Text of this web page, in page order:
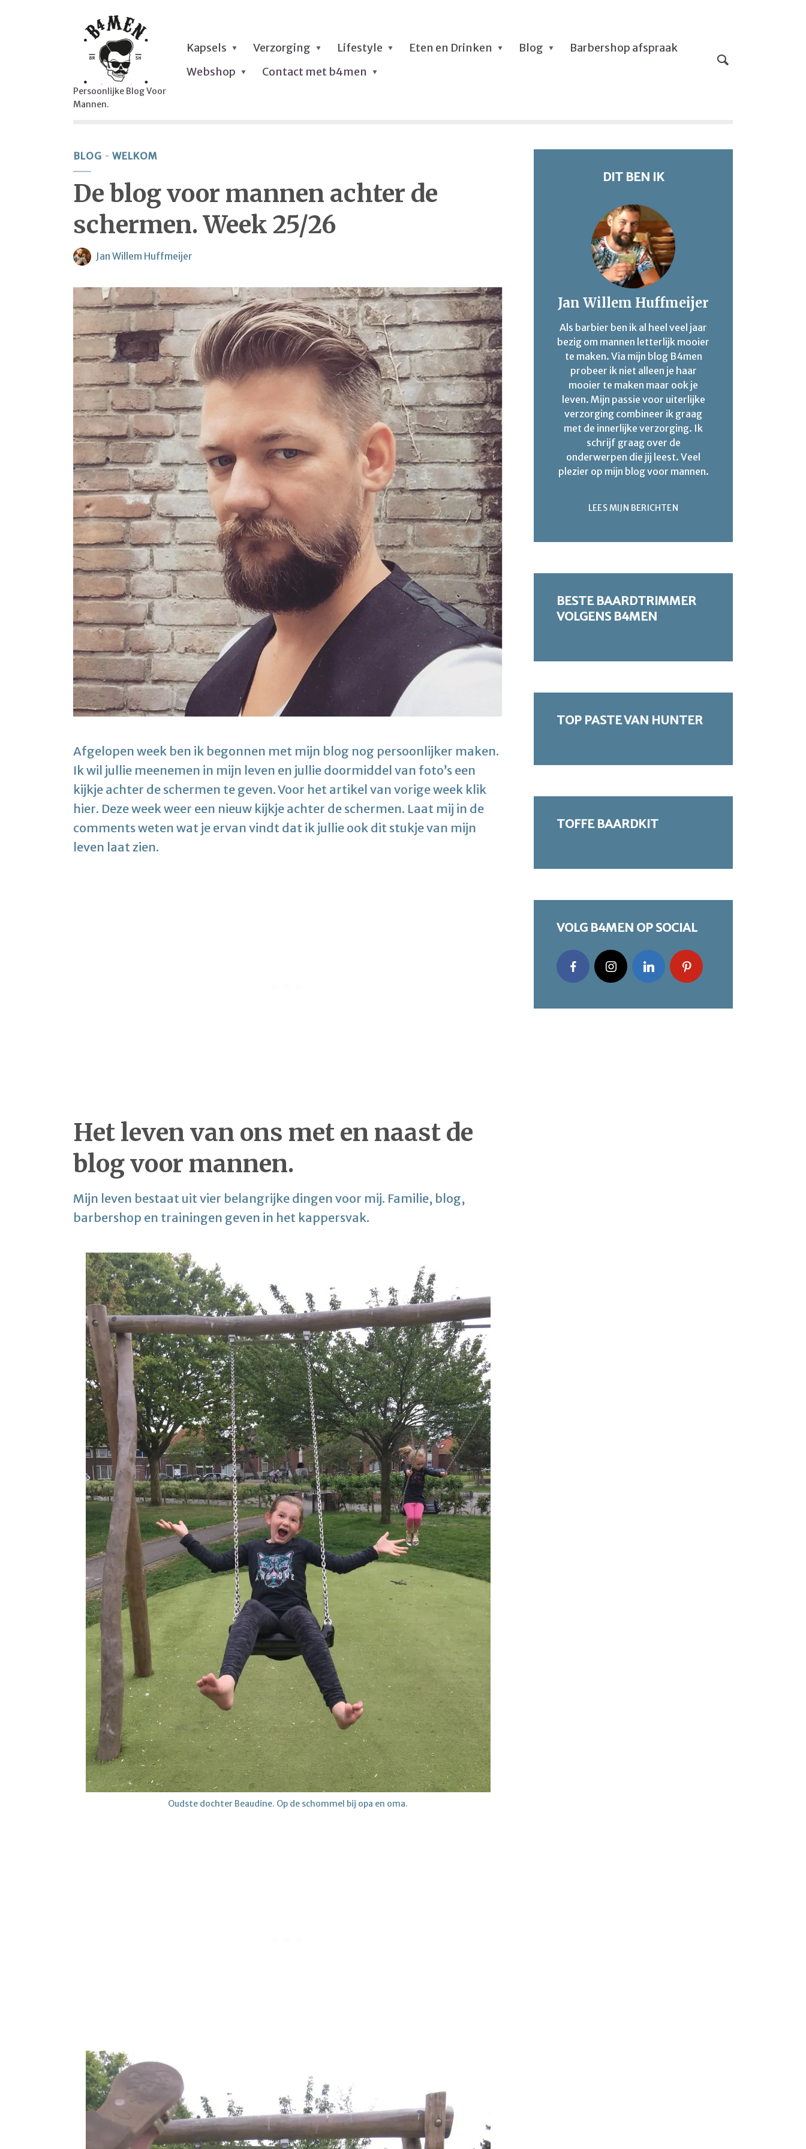
Persoonlijke Blog Voor
Mannen.
Kapsels Verzorging Lifestyle Eten en Drinken Blog
Barbershop afspraak
Webshop
Contact met b4men
BLOG WELKOM
De blog voor mannen achter de
schermen. Week 25/26
Jan Willem Huffmeijer
Afgelopen week ben ik begonnen met mijn blog nog persoonlijker maken.
Ik wil jullie meenemen in mijn leven en jullie doormiddel van foto’s een
kijkje achter de schermen te geven. Voor het artikel van vorige week klik
hier. Deze week weer een nieuw kijkje achter de schermen. Laat mij in de
comments weten wat je ervan vindt dat ik jullie ook dit stukje van mijn
leven laat zien.
Het leven van ons met en naast de
blog voor mannen.
Mijn leven bestaat uit vier belangrijke dingen voor mij. Familie, blog,
barbershop en trainingen geven in het kappersvak.
Oudste dochter Beaudine. Op de schommel bij opa en oma.
DIT BEN IK
Jan Willem Huffmeijer
Als barbier ben ik al heel veel jaar
bezig om mannen letterlijk mooier
te maken. Via mijn blog B4men
probeer ik niet alleen je haar
mooier te maken maar ook je
leven. Mijn passie voor uiterlijke
verzorging combineer ik graag
met de innerlijke verzorging. Ik
schrijf graag over de
onderwerpen die jij leest. Veel
plezier op mijn blog voor mannen.
LEES MIJN BERICHTEN
BESTE BAARDTRIMMER
VOLGENS B4MEN
TOP PASTE VAN HUNTER
TOFFE BAARDKIT
VOLG B4MEN OP SOCIAL